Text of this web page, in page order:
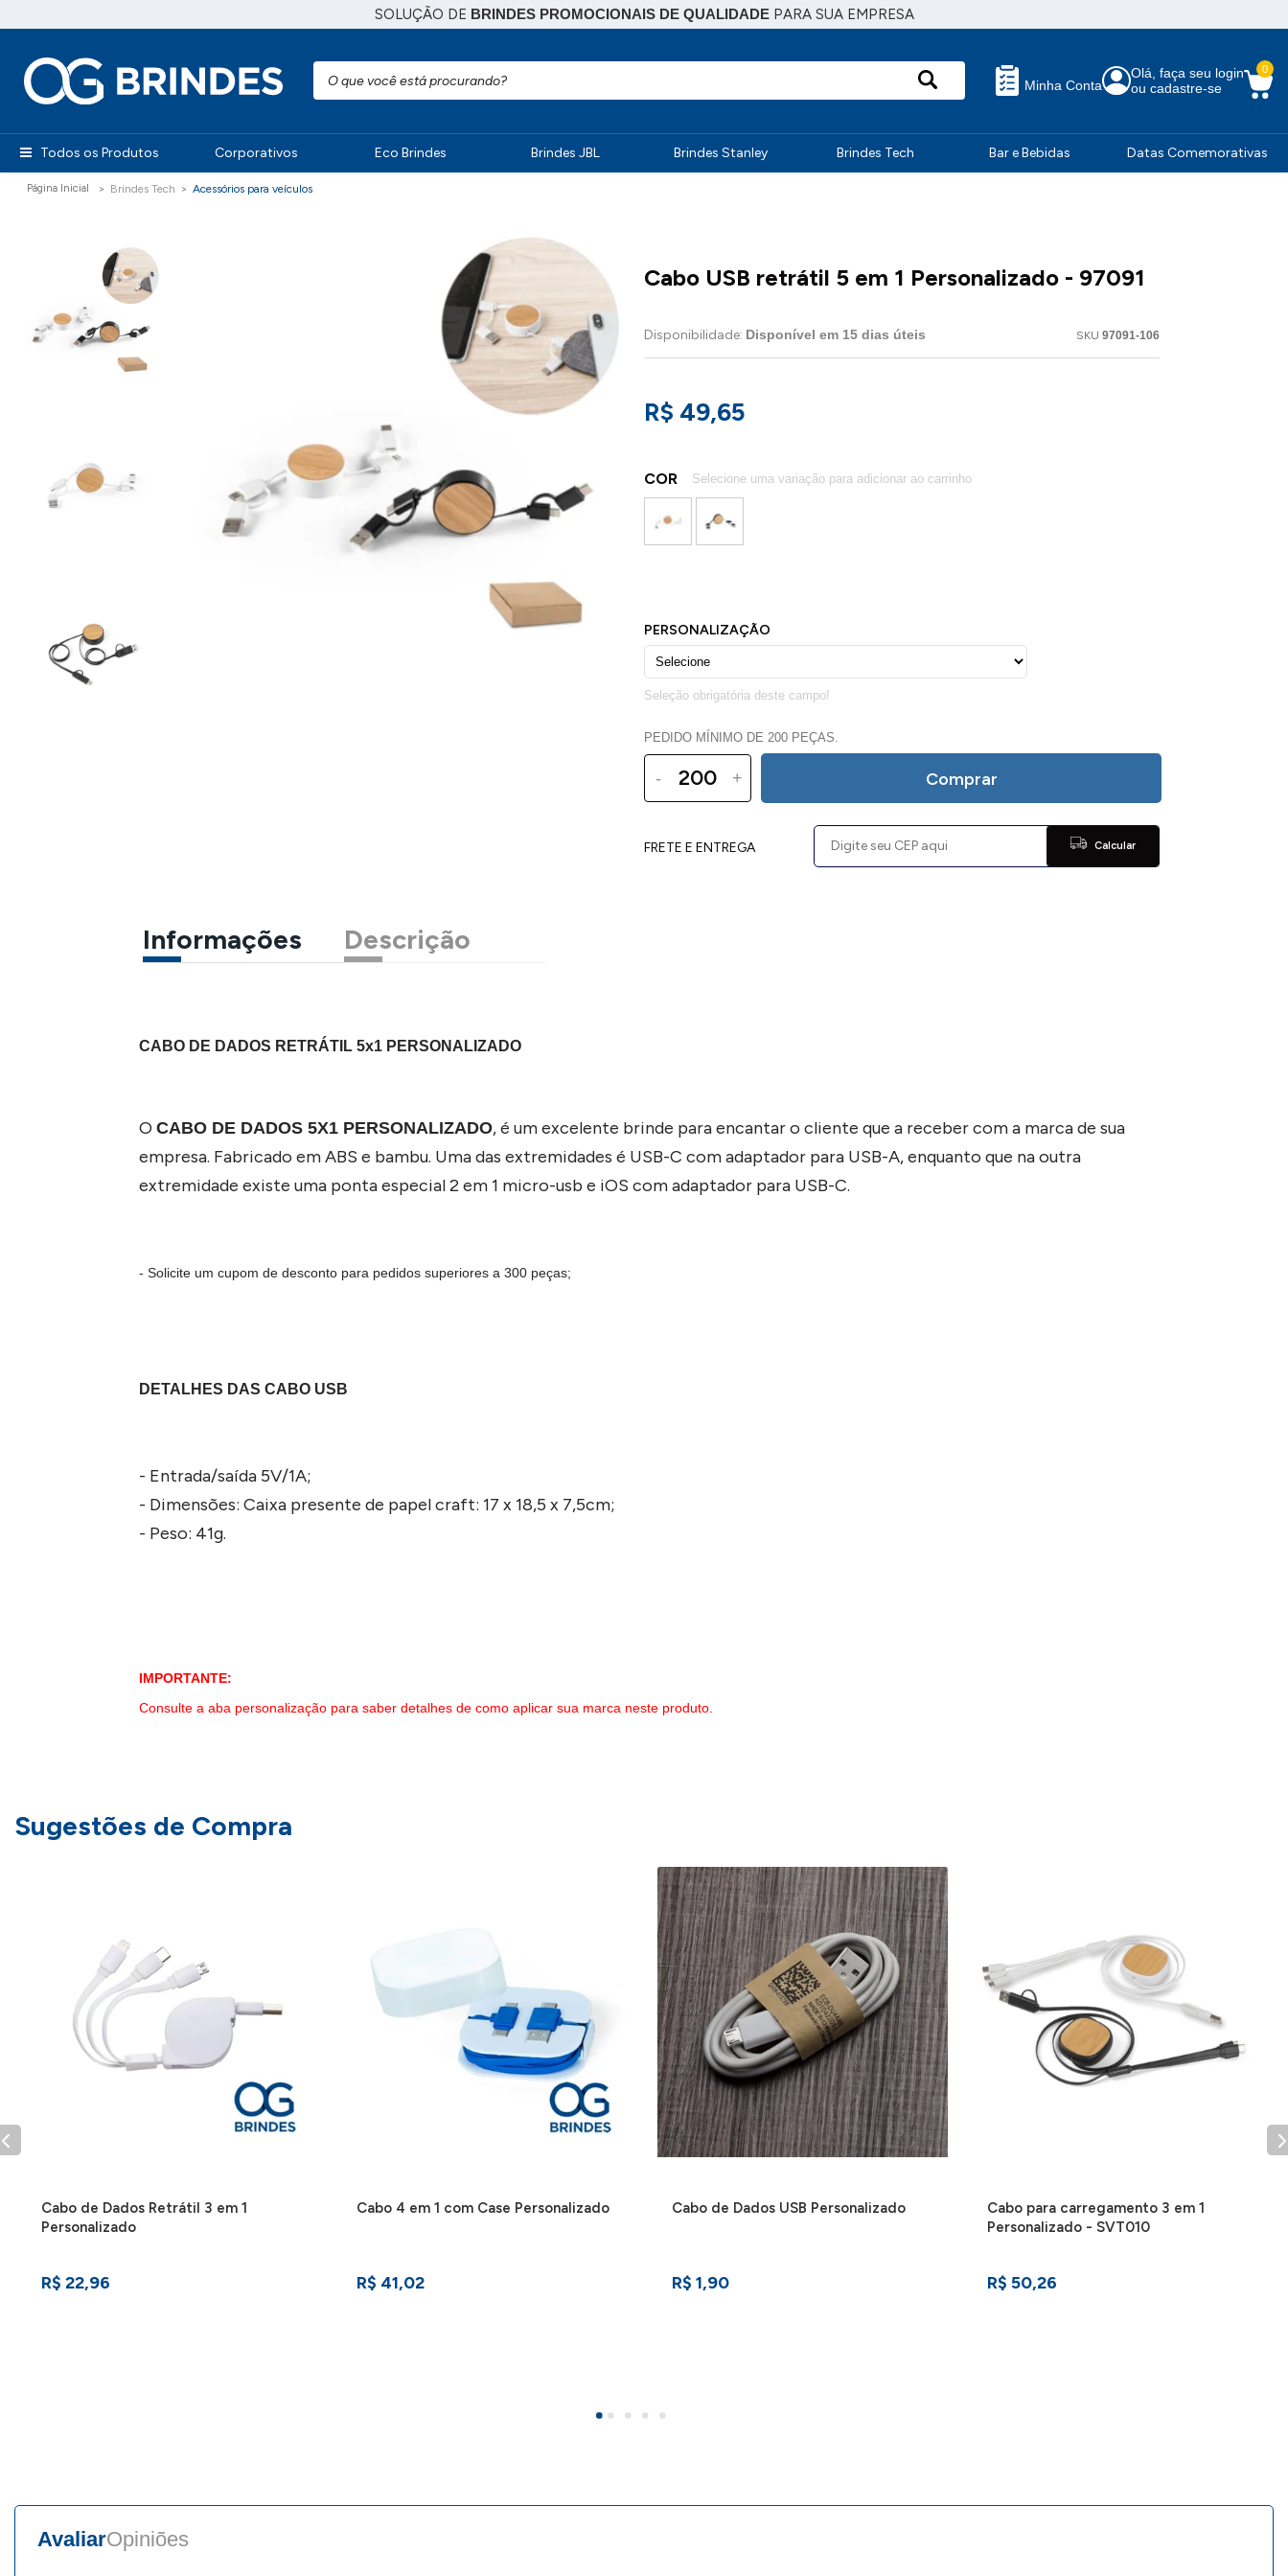
SOLUÇÃO DE BRINDES PROMOCIONAIS DE QUALIDADEPARA SUA EMPRESA
Minha Conta
Olá, faça seu login
ou cadastre-se
0
Todos os Produtos Corporativos Eco Brindes Brindes JBL Brindes Stanley Brindes Tech Bar e Bebidas Datas Comemorativas
Brindes Tech Acessórios para veículos
Cabo USB retrátil 5 em 1 Personalizado - 97091
Disponibilidade: Disponível em 15 dias úteis SKU 97091-106
R$ 49,65
COR
PEDIDO MÍNIMO DE 200 PEÇAS.
- + Comprar
FRETE E ENTREGA Calcular
Informações Descrição
CABO DE DADOS RETRÁTIL 5x1 PERSONALIZADO
OCABO DE DADOS 5X1 PERSONALIZADO, é um excelente brinde para encantar o cliente que a receber com a marca de sua
empresa. Fabricado em ABS e bambu. Uma das extremidades é USB-C com adaptador para USB-A, enquanto que na outra
extremidade existe uma ponta especial 2 em 1 micro-usb e iOS com adaptador para USB-C.
- Solicite um cupom de desconto para pedidos superiores a 300 peças;
DETALHES DAS CABO USB
- Entrada/saída 5V/1A;
- Dimensões: Caixa presente de papel craft: 17 x 18,5 x 7,5cm;
- Peso: 41g.
IMPORTANTE:
Consulte a aba personalização para saber detalhes de como aplicar sua marca neste produto.
Sugestões de Compra
Cabo de Dados Retrátil 3 em 1
Personalizado
R$ 22,96
Cabo 4 em 1 com Case Personalizado
R$ 41,02
Cabo de Dados USB Personalizado
R$ 1,90
Cabo para carregamento 3 em 1
Personalizado - SVT010
R$ 50,26
AvaliarOpiniões